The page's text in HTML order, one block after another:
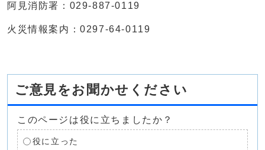
阿見消防署：029-887-0119
火災情報案内：0297-64-0119
ご意見をお聞かせください
このページは役に立ちましたか？
役に立った